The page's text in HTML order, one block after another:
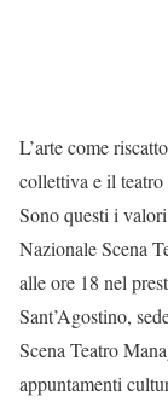
L’arte come
collettiva e il teatro
Sono questi i
Nazionale Scena
alle ore 18 nel
Sant’Agostino,
Scena Teatro
appuntamenti